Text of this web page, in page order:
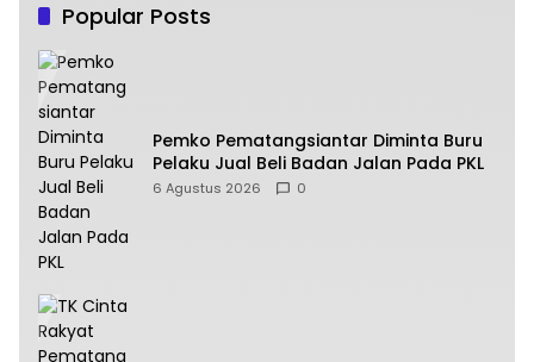
Popular Posts
Pemko Pematangsiantar Diminta Buru
Pelaku Jual Beli Badan Jalan Pada PKL
6 Agustus 2026 0